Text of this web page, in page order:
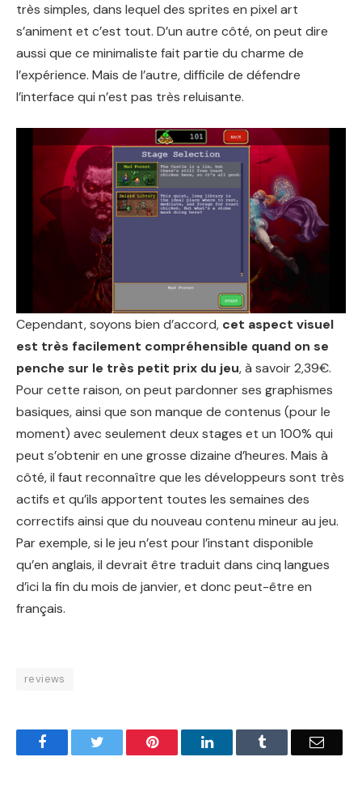
très simples, dans lequel des sprites en pixel art
s’animent et c’est tout. D’un autre côté, on peut dire
aussi que ce minimaliste fait partie du charme de
l’expérience. Mais de l’autre, difficile de défendre
l’interface qui n’est pas très reluisante.
Cependant, soyons bien d’accord, cet aspect visuel
est très facilement compréhensible quand on se
penche sur le très petit prix du jeu, à savoir 2,39€.
Pour cette raison, on peut pardonner ses graphismes
basiques, ainsi que son manque de contenus (pour le
moment) avec seulement deux stages et un 100% qui
peut s’obtenir en une grosse dizaine d’heures. Mais à
côté, il faut reconnaître que les développeurs sont très
actifs et qu’ils apportent toutes les semaines des
correctifs ainsi que du nouveau contenu mineur au jeu.
Par exemple, si le jeu n’est pour l’instant disponible
qu’en anglais, il devrait être traduit dans cinq langues
d’ici la fin du mois de janvier, et donc peut-être en
français.
reviews
FacebookTwitter Pinterest LinkedInTumblr Email